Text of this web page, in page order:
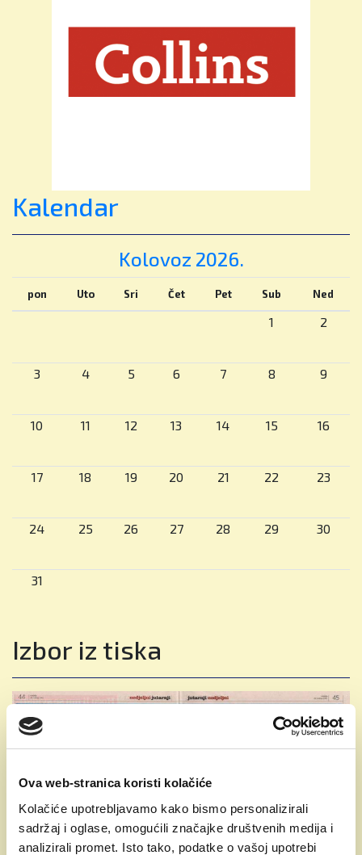
Ova web-stranica koristi kolačiće
Kolačiće upotrebljavamo kako bismo personalizirali
sadržaj i oglase, omogućili značajke društvenih medija i
analizirali promet. Isto tako, podatke o vašoj upotrebi
💡 Kritičko razmišljanje i rješavanje problema
💡 Komunikaciju i suradnju
Znanost je mnogo više od činjenica i formula –
ona razvija samopouzdane, kreativne i
potiče ambiciju i vodi prema uspjehu.
📢 Upisi su otvoreni.
📞 Rezervirajte osobni obilazak škole ili online
sastanak s našim timom za upise.
WEB: www.britishschool.hr
E-mail:info@britishschool.hr
#osnovnaskola #znanostzadjecu
Pročitaj više
Škola nije samo znanje – to je putovnica
za svijet
Kalendar
Kolovoz 2026.
pon Uto Sri Čet Pet Sub Ned
1 2
3 4 5 6 7 8 9
10 11 12 13 14 15 16
17 18 19 20 21 22 23
24 25 26 27 28 29 30
31
Izbor iz tiska
Previous